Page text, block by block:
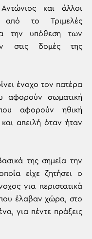
και άλλοι
από το Τριμελές
την υπόθεση των
στις δομές της
ένοχο τον πατέρα
αφορούν σωματική
αφορούν ηθική
απειλή όταν ήταν
της σημεία την
είχε ζητήσει ο
για περιστατικά
έλαβαν χώρα, στο
για πέντε πράξεις